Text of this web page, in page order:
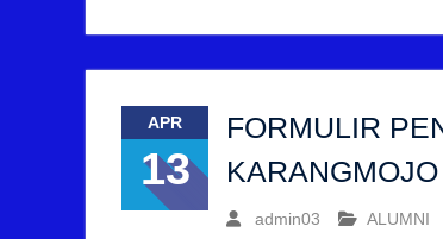
APR
13
FORMULIR
KARANGMOJO
admin03 ALUMNI